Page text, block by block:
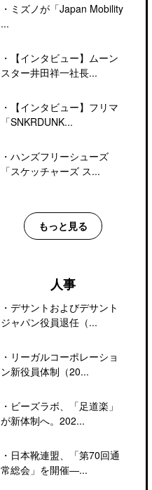
・ ミズノが「Japan Mobility
...
・
【インタビュー】ムーン
スター井田祥一社長...
・
【インタビュー】フリマ
「SNKRDUNK...
・ ハンズフリーシューズ
「スケッチャーズ ス...
もっと見る
人事
・ デサントおよびデサント
ジャパン役員退任（...
・ リーガルコーポレーショ
ン新役員体制（20...
・ ビーズラボ、「足道楽」
が新体制へ。202...
・ 日本靴連盟、「第70回通
常総会」を開催―...